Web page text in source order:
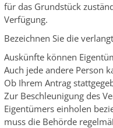
für das Grundstück
Verfügung.
Bezeichnen Sie die
Auskünfte können
Auch jede andere Person
Ob Ihrem Antrag
Zur Beschleunigung des
Eigentümers einholen
muss die Behörde